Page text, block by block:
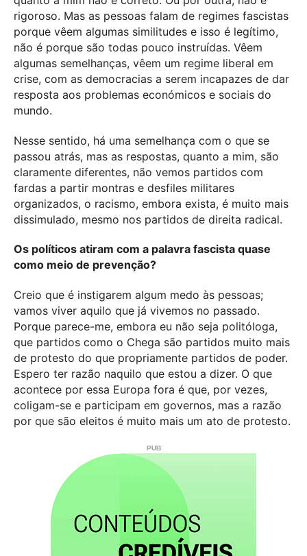
rigoroso. Mas as pessoas falam de regimes fascistas
porque vêem algumas similitudes e isso é legítimo,
não é porque são todas pouco instruídas. Vêem
algumas semelhanças, vêem um regime liberal em
crise, com as democracias a serem incapazes de dar
resposta aos problemas económicos e sociais do
mundo.
Nesse sentido, há uma semelhança com o que se
passou atrás, mas as respostas, quanto a mim, são
claramente diferentes, não vemos partidos com
fardas a partir montras e desfiles militares
organizados, o racismo, embora exista, é muito mais
dissimulado, mesmo nos partidos de direita radical.
Os políticos atiram com a palavra fascista quase
como meio de prevenção?
Creio que é instigarem algum medo às pessoas;
vamos viver aquilo que já vivemos no passado.
Porque parece-me, embora eu não seja politóloga,
que partidos como o Chega são partidos muito mais
de protesto do que propriamente partidos de poder.
Espero ter razão naquilo que estou a dizer. O que
acontece por essa Europa fora é que, por vezes,
coligam-se e participam em governos, mas a razão
por que são eleitos é muito mais um ato de protesto.